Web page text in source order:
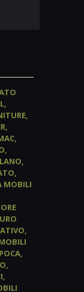
MOBILI